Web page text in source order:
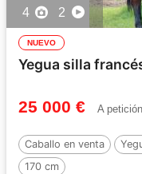
4 2
NUEVO
Yegua silla
25 000 € A petición
Caballo en venta
170 cm